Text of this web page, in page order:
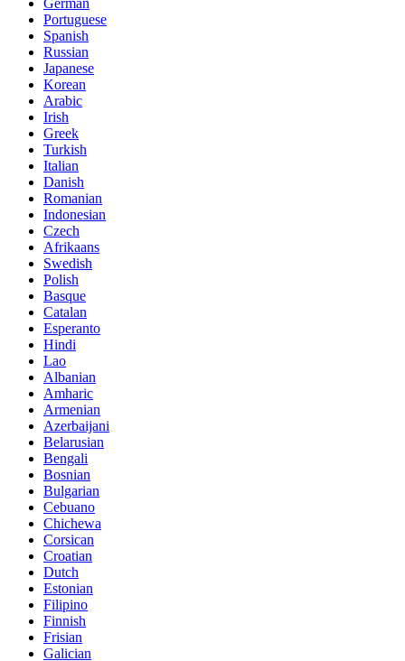
German
Portuguese
Spanish
Russian
Japanese
Korean
Arabic
Irish
Greek
Turkish
Italian
Danish
Romanian
Indonesian
Czech
Afrikaans
Swedish
Polish
Basque
Catalan
Esperanto
Hindi
Lao
Albanian
Amharic
Armenian
Azerbaijani
Belarusian
Bengali
Bosnian
Bulgarian
Cebuano
Chichewa
Corsican
Croatian
Dutch
Estonian
Filipino
Finnish
Frisian
Galician